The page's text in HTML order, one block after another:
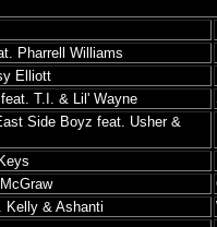
Pharrell Williams
Elliott
T.I. & Lil' Wayne
Side Boyz feat. Usher &
Kelly & Ashanti